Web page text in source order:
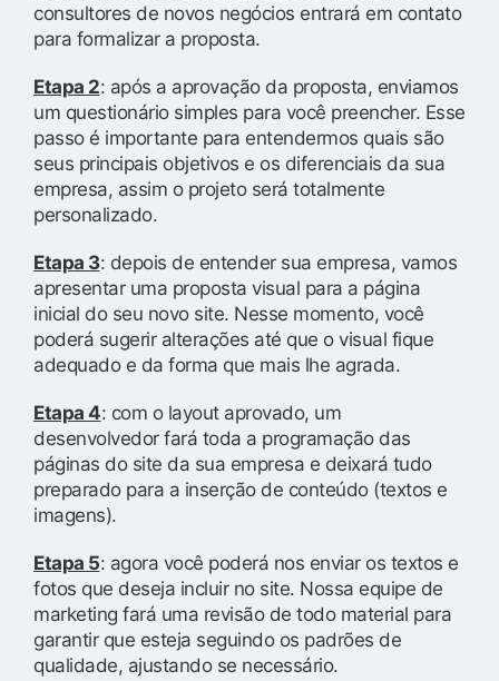
consultores de novos negócios entrará em contato
para formalizar a proposta.
Etapa 2: após a aprovação da proposta, enviamos
um questionário simples para você preencher. Esse
passo é importante para entendermos quais são
seus principais objetivos e os diferenciais da sua
empresa, assim o projeto será totalmente
personalizado.
Etapa 3: depois de entender sua empresa, vamos
apresentar uma proposta visual para a página
inicial do seu novo site. Nesse momento, você
poderá sugerir alterações até que o visual fique
adequado e da forma que mais lhe agrada.
Etapa 4: com o layout aprovado, um
desenvolvedor fará toda a programação das
páginas do site da sua empresa e deixará tudo
preparado para a inserção de conteúdo (textos e
imagens).
Etapa 5: agora você poderá nos enviar os textos e
fotos que deseja incluir no site. Nossa equipe de
marketing fará uma revisão de todo material para
garantir que esteja seguindo os padrões de
qualidade, ajustando se necessário.